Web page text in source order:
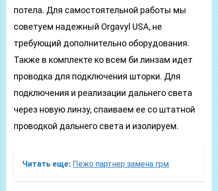
потела. Для самостоятельной работы мы
советуем надежный Orgavyl USA, не
требующий дополнительно оборудования.
Также в комплекте ко всем би линзам идет
проводка для подключения шторки. Для
подключения и реализации дальнего света
через новую линзу, спаиваем ее со штатной
проводкой дальнего света и изолируем.
Читать еще: Пежо партнер замена грм